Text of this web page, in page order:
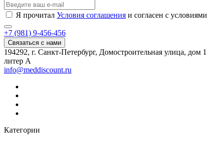
Я прочитал Условия соглашения и согласен с условиями
+7 (981) 9-456-456
Связаться с нами
194292, г. Санкт-Петербург, Домостроительная улица, дом 1
литер А
info@meddiscount.ru
Категории